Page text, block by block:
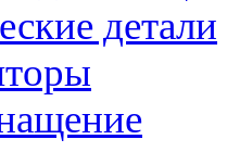
детали